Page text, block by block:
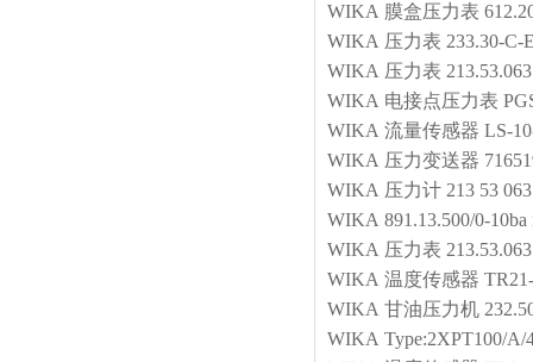
WIKA 膜盒压力表
WIKA 压力表 233.30-C-
WIKA 压力表
WIKA 电接点压力表
WIKA 流量传感器 LS-
WIKA 压力变送器
WIKA 压力计 213 53
WIKA 891.13.500/0-10ba
WIKA 压力表
WIKA 温度传感器
WIKA 甘油压力机
WIKA Type:2XPT100/A/